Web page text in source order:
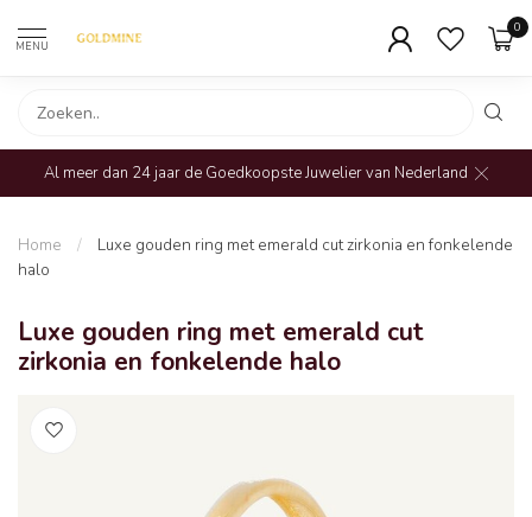
MENU
0
Al meer dan 24 jaar de Goedkoopste Juwelier van Nederland
Home /
Luxe gouden ring met emerald cut zirkonia en fonkelende
halo
Luxe gouden ring met emerald cut
zirkonia en fonkelende halo